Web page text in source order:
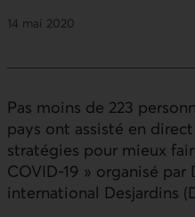
14 mai 2020
Pas moins de 223
pays ont assisté en
stratégies pour mieux
COVID-19 » organisé
international Desjardins